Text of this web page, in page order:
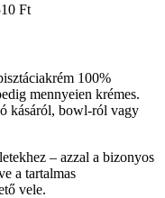
Ft
100%
mennyeien krémes.
kásáról, bowl-ról vagy
– azzal a bizonyos
a tartalmas
vele.